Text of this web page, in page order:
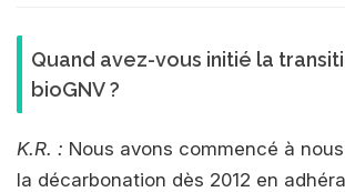
Quand avez-vous initié la
bioGNV ?
K.R. : Nous avons commencé à
la décarbonation dès 2012 en